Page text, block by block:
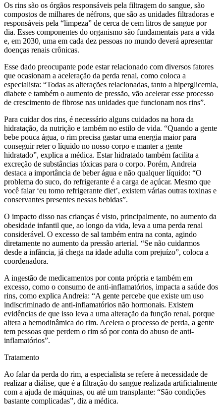
Os rins são os órgãos responsáveis pela filtragem do sangue, são
compostos de milhares de néfrons, que são as unidades filtradoras e
responsáveis pela “limpeza” de cerca de cem litros de sangue por
dia. Esses componentes do organismo são fundamentais para a vida
e, em 2030, uma em cada dez pessoas no mundo deverá apresentar
doenças renais crônicas.
Esse dado preocupante pode estar relacionado com diversos fatores
que ocasionam a aceleração da perda renal, como coloca a
especialista: “Todas as alterações relacionadas, tanto a hiperglicemia,
diabete e também o aumento de pressão, vão acelerar esse processo
de crescimento de fibrose nas unidades que funcionam nos rins”.
Para cuidar dos rins, é necessário alguns cuidados na hora da
hidratação, da nutrição e também no estilo de vida. “Quando a gente
bebe pouca água, o rim precisa gastar uma energia maior para
conseguir reter o líquido no nosso corpo e manter a gente
hidratado”, explica a médica. Estar hidratado também facilita a
excreção de substâncias tóxicas para o corpo. Porém, Andreia
destaca a importância de beber água e não qualquer líquido: “O
problema do suco, do refrigerante é a carga de açúcar. Mesmo que
você falar ‘eu tomo refrigerante diet’, existem várias outras toxinas e
conservantes presentes nessas bebidas”.
O impacto disso nas crianças é visto, principalmente, no aumento da
obesidade infantil que, ao longo da vida, leva a uma perda renal
considerável. O excesso de sal também entra na conta, agindo
diretamente no aumento da pressão arterial. “Se não cuidarmos
desde a infância, já chega na idade adulta com prejuízo”, coloca a
coordenadora.
A ingestão de medicamentos por conta própria e também em
excesso, como o consumo de anti-inflamatórios, impacta a saúde dos
rins, como explica Andreia: “A gente percebe que existe um uso
indiscriminado de anti-inflamatórios não hormonais. Existem
evidências de que isso leva a uma alteração da função renal, porque
altera a hemodinâmica do rim. Acelera o processo de perda, a gente
tem pessoas que perdem o rim só por conta do abuso de anti-
inflamatórios”.
Tratamento
Ao falar da perda do rim, a especialista se refere à necessidade de
realizar a diálise, que é a filtração do sangue realizada artificialmente
com a ajuda de máquinas, ou até um transplante: “São condições
bastante complicadas”, diz a médica.